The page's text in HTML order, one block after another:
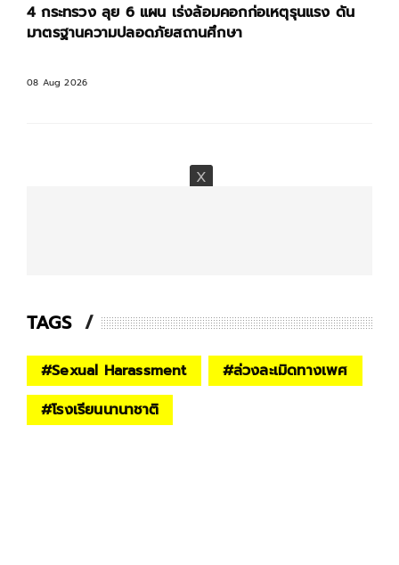
4 กระทรวง ลุย 6 แผน เร่งล้อมคอกก่อเหตุรุนแรง ดัน
มาตรฐานความปลอดภัยสถานศึกษา
08 Aug 2026
TAGS
#Sexual Harassment #ล่วงละเมิดทางเพศ
#โรงเรียนนานาชาติ